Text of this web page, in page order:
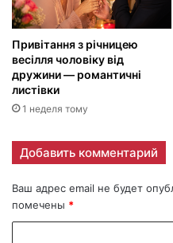
Привітання з річницею
весілля чоловіку від
дружини — романтичні
листівки
1 неделя тому
Добавить комментарий
Ваш адрес email не будет
помечены *